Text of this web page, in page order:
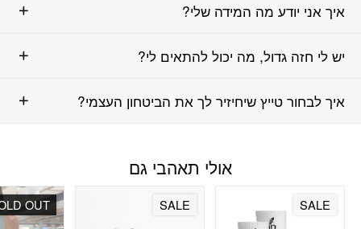
איך אני יודע מה המידה שלי?
יש לי חזה גדול, מה יכול להתאים לי?
איך לבחור טייץ שיחיזיר לך את הביטחון העצמי?
אולי תאהבי גם
SALE
SALE
OUT